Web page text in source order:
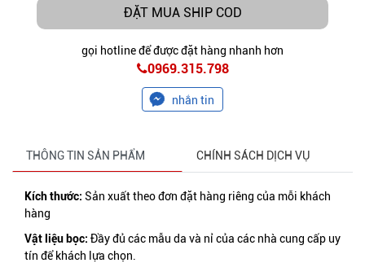
ĐẶT MUA SHIP COD
gọi hotline để được đặt hàng nhanh hơn
0969.315.798
nhắn tin
THÔNG TIN SẢN PHẨM CHÍNH SÁCH DỊCH VỤ
Kích thước: Sản xuất theo đơn đặt hàng riêng của mỗi khách
hàng
Vật liệu bọc: Đầy đủ các mẫu da và nỉ của các nhà cung cấp uy
tín để khách lựa chọn.